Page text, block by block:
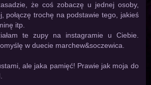
że coś zobaczę u jednej osoby,
połączę trochę na podstawie tego, jakieś
itp.
te zupy na instagramie u Ciebie.
w duecie marchew&soczewica.
ale jaka pamięć! Prawie jak moja do